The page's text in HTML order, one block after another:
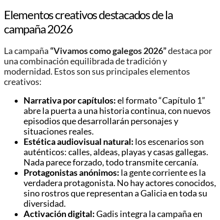
Elementos creativos destacados de la
campaña 2026
La campaña “Vivamos como galegos 2026”destaca por
una combinación equilibrada de tradición y
modernidad. Estos son sus principales elementos
creativos:
Narrativa por capítulos:el formato “Capítulo 1”
abre la puerta a una historia continua, con nuevos
episodios que desarrollarán personajes y
situaciones reales.
Estética audiovisual natural: los escenarios son
auténticos: calles, aldeas, playas y casas gallegas.
Nada parece forzado, todo transmite cercanía.
Protagonistas anónimos: la gente corriente es la
verdadera protagonista. No hay actores conocidos,
sino rostros que representan a Galicia en toda su
diversidad.
Activación digital:Gadis integra la campaña en